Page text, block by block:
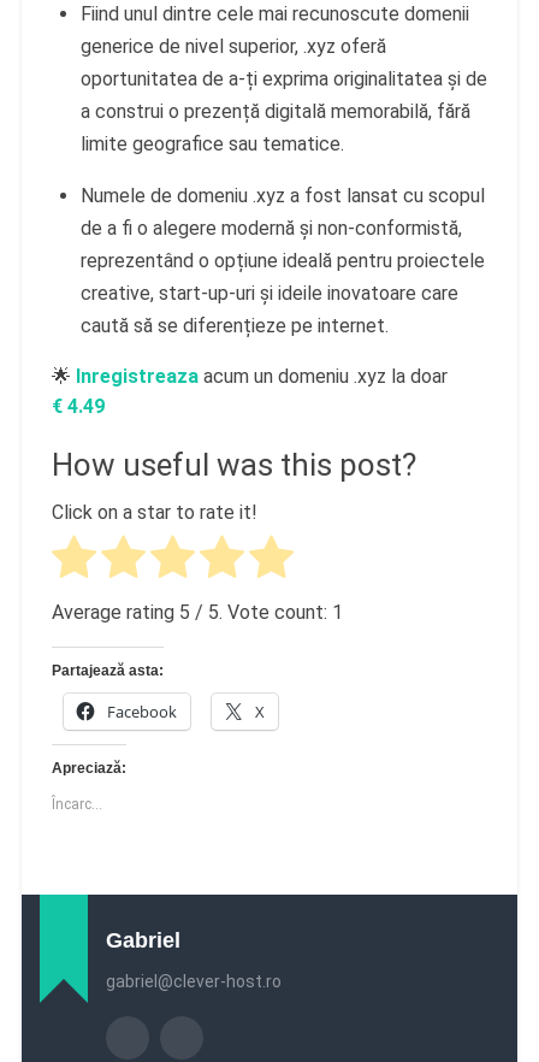
Fiind unul dintre cele mai recunoscute domenii
generice de nivel superior, .xyz oferă
oportunitatea de a-ți exprima originalitatea și de
a construi o prezență digitală memorabilă, fără
limite geografice sau tematice.
Numele de domeniu .xyz a fost lansat cu scopul
de a fi o alegere modernă și non-conformistă,
reprezentând o opțiune ideală pentru proiectele
creative, start-up-uri și ideile inovatoare care
caută să se diferențieze pe internet.
🌟 Inregistreaza acum un domeniu .xyz la doar
€ 4.49
How useful was this post?
Click on a star to rate it!
Average rating 5 / 5. Vote count: 1
Partajează asta:
Facebook X
Apreciază:
Încarc...
Gabriel
gabriel@clever-host.ro